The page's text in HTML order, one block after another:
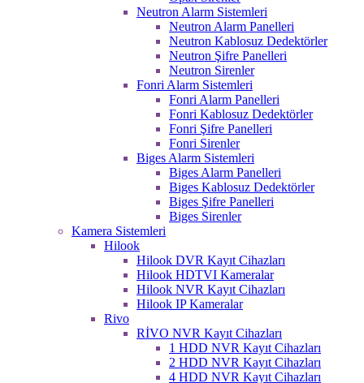
Neutron Alarm Sistemleri
Neutron Alarm Panelleri
Neutron Kablosuz Dedektörler
Neutron Şifre Panelleri
Neutron Sirenler
Fonri Alarm Sistemleri
Fonri Alarm Panelleri
Fonri Kablosuz Dedektörler
Fonri Şifre Panelleri
Fonri Sirenler
Biges Alarm Sistemleri
Biges Alarm Panelleri
Biges Kablosuz Dedektörler
Biges Şifre Panelleri
Biges Sirenler
Kamera Sistemleri
Hilook
Hilook DVR Kayıt Cihazları
Hilook HDTVI Kameralar
Hilook NVR Kayıt Cihazları
Hilook IP Kameralar
Rivo
RİVO NVR Kayıt Cihazları
1 HDD NVR Kayıt Cihazları
2 HDD NVR Kayıt Cihazları
4 HDD NVR Kayıt Cihazları